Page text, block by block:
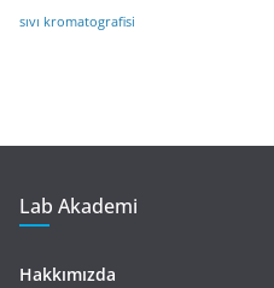
sıvı kromatografisi
Lab Akademi
Hakkımızda